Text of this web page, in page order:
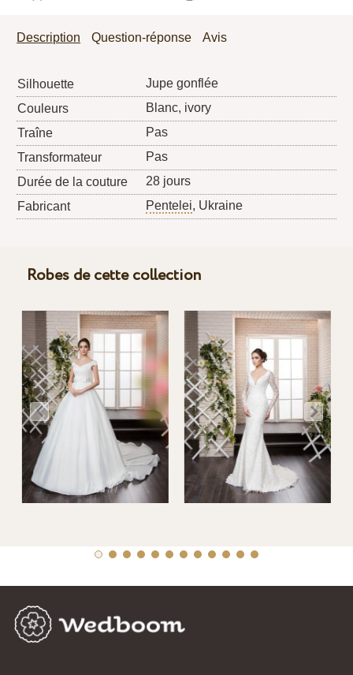
Description Question-réponse Avis
Silhouette
Jupe gonflée
Couleurs
Blanc, ivory
Traîne
Pas
Transformateur
Pas
Durée de la couture
28 jours
Fabricant
Pentelei, Ukraine
Robes de cette collection